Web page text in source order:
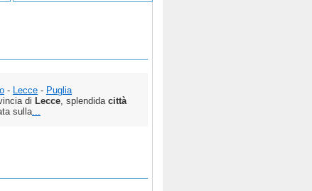
- Lecce - Puglia
di Lecce, splendida città
sulla...